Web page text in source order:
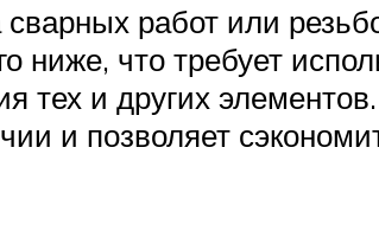
работ или
ниже, что требует
тех и других
и позволяет